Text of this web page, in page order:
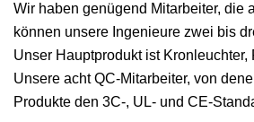
Wir haben genügend Mitarbeiter, die
können unsere Ingenieure zwei bis
Unser Hauptprodukt ist
Unsere acht QC-Mitarbeiter, von
Produkte den 3C-, UL- und CE-